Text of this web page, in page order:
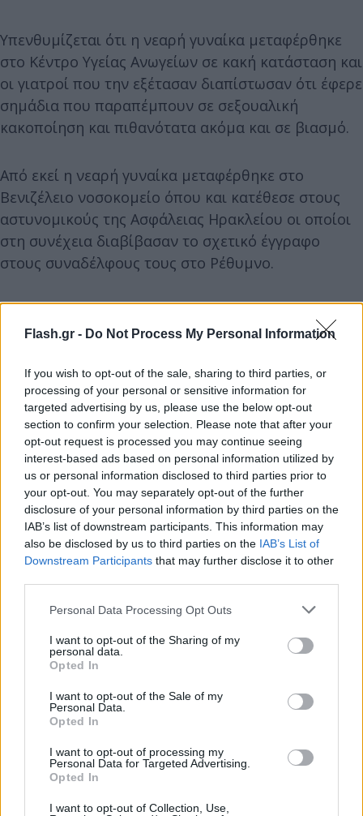
Flash.gr - Do Not Process My Personal Information
If you wish to opt-out of the sale, sharing to third parties, or
processing of your personal or sensitive information for
targeted advertising by us, please use the below opt-out
section to confirm your selection. Please note that after your
opt-out request is processed you may continue seeing
interest-based ads based on personal information utilized by
us or personal information disclosed to third parties prior to
your opt-out. You may separately opt-out of the further
disclosure of your personal information by third parties on the
IAB’s list of downstream participants. This information may
also be disclosed by us to third parties on the IAB’s List of
Downstream Participants that may further disclose it to other
Please note that this website/app uses one or more Google
not limited to your visit or usage behaviour. You may click to
grant or deny consent to Google and its third-party tags to
use your data for below specified purposes in below Google
consent section.
Personal Data Processing Opt Outs
I want to opt-out of the Sharing of my
personal data.
Opted In
I want to opt-out of the Sale of my
Personal Data.
Opted In
I want to opt-out of processing my
Personal Data for Targeted Advertising.
Opted In
I want to opt-out of Collection, Use,
Υπενθυμίζεται ότι η νεαρή γυναίκα μεταφέρθηκε
στο Κέντρο Υγείας Ανωγείων σε κακή κατάσταση και
οι γιατροί που την εξέτασαν διαπίστωσαν ότι έφερε
σημάδια που παραπέμπουν σε σεξουαλική
κακοποίηση και πιθανότατα ακόμα και σε βιασμό.
Από εκεί η νεαρή γυναίκα μεταφέρθηκε στο
Βενιζέλειο νοσοκομείο όπου και κατέθεσε στους
αστυνομικούς της Ασφάλειας Ηρακλείου οι οποίοι
στη συνέχεια διαβίβασαν το σχετικό έγγραφο
στους συναδέλφους τους στο Ρέθυμνο.